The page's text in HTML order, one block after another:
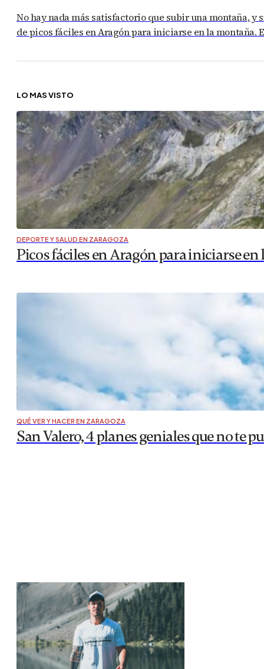
No hay nada más satisfactorio que subir una montaña, y
de picos fáciles en Aragón para iniciarse en la montaña.
LO MÁS VISTO
DEPORTE Y SALUD EN ZARAGOZA
Picos fáciles en Aragón para iniciarse
QUÉ VER Y HACER EN ZARAGOZA
San Valero, 4 planes geniales que no te